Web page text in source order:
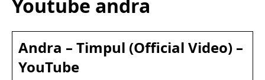
Youtube andra
Andra – Timpul (Official Video) –
YouTube